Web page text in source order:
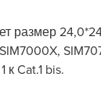
размер
к Cat.1 bis.